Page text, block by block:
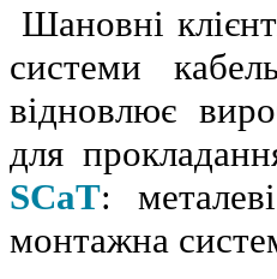
Шановні
системи
відновлює
для
SCaT:
монтажна